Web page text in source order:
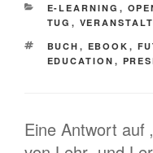
KATEGORIEN
E-LEARNING ,
TUG ,
SCHLAGWÖRTER
BUCH , EBOOK ,
EDUCATION ,
Eine Antwort auf